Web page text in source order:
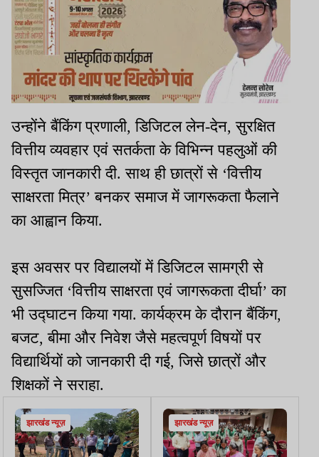
उन्होंने बैंकिंग प्रणाली, डिजिटल लेन-देन, सुरक्षित
वित्तीय व्यवहार एवं सतर्कता के विभिन्न पहलुओं की
विस्तृत जानकारी दी. साथ ही छात्रों से ‘वित्तीय
साक्षरता मित्र’ बनकर समाज में जागरूकता फैलाने
का आह्वान किया.
इस अवसर पर विद्यालयों में डिजिटल सामग्री से
सुसज्जित ‘वित्तीय साक्षरता एवं जागरूकता दीर्घा’ का
भी उद्घाटन किया गया. कार्यक्रम के दौरान बैंकिंग,
बजट, बीमा और निवेश जैसे महत्वपूर्ण विषयों पर
विद्यार्थियों को जानकारी दी गई, जिसे छात्रों और
शिक्षकों ने सराहा.
झारखंड न्यूज़ झारखंड न्यूज़